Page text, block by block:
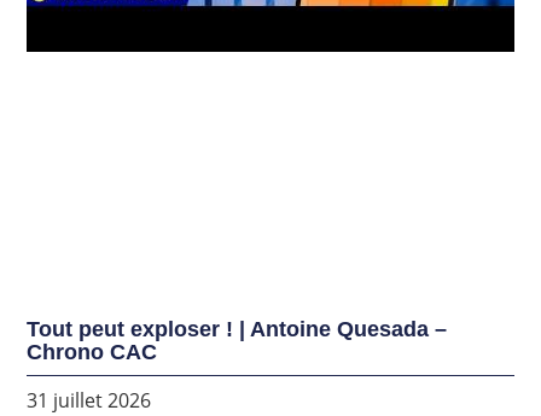
Tout peut exploser ! | Antoine Quesada –
Chrono CAC
31 juillet 2026